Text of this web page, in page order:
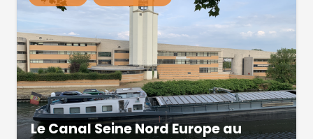
Le Canal Seine Nord Europe au